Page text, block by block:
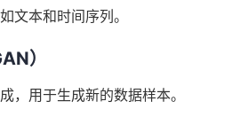
文本和时间序列。
）
，用于生成新的数据样本。